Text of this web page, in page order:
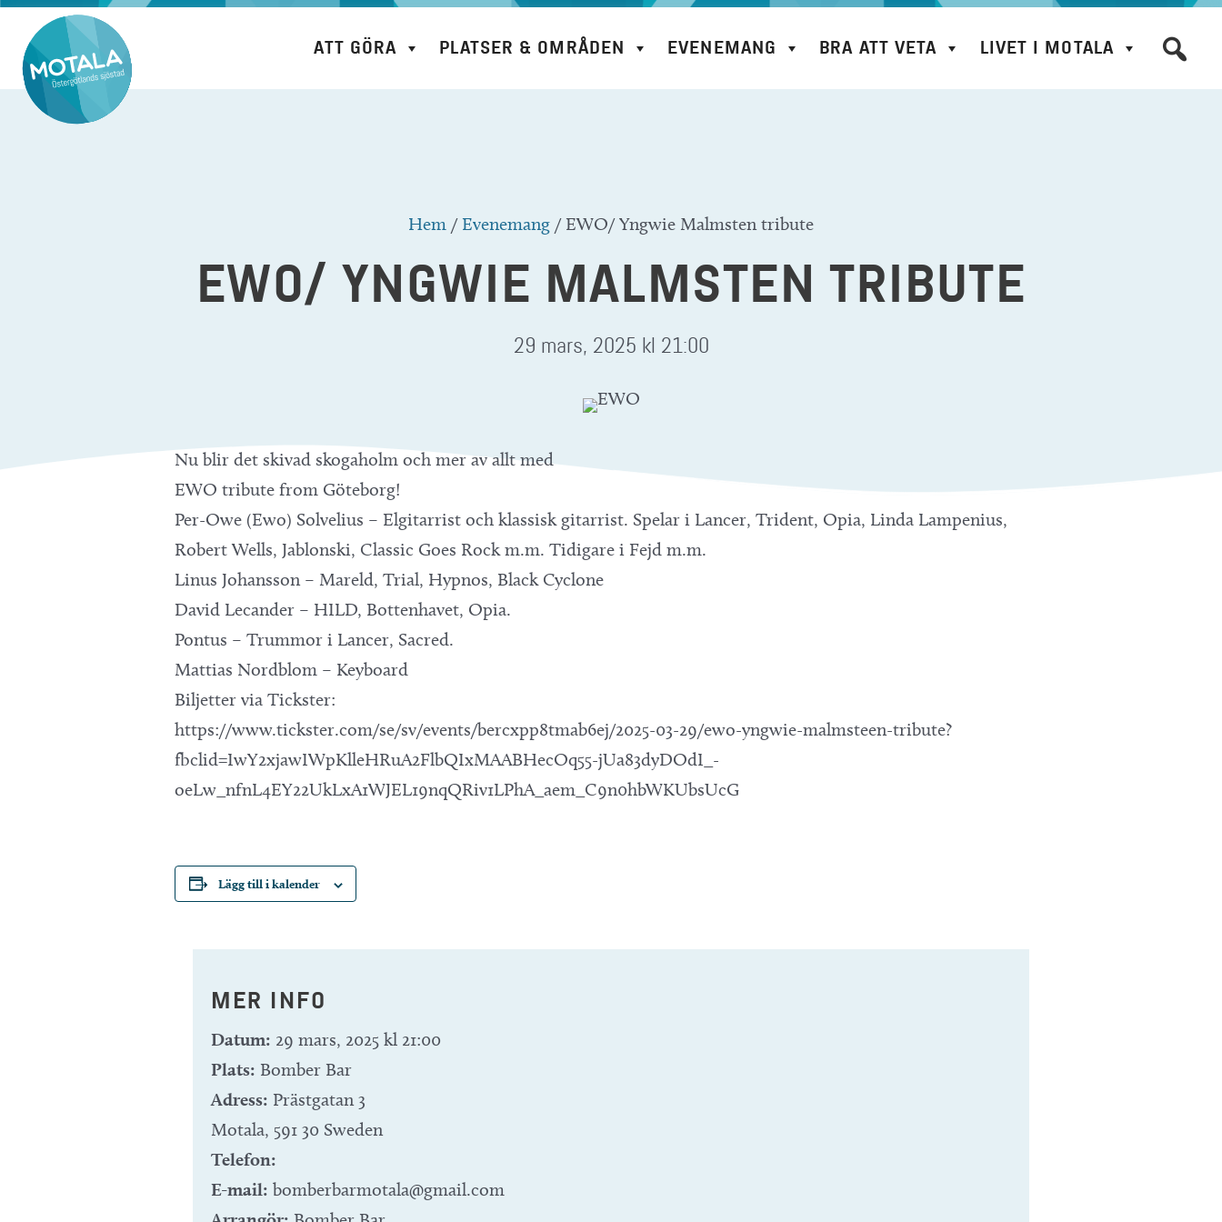
Hoppa
innehåll
ATT GÖRA PLATSER & OMRÅDEN EVENEMANG BRA ATT VETA LIVET I MOTALA
Hem /Evenemang / EWO/ Yngwie Malmsten tribute
EWO/ YNGWIE MALMSTEN TRIBUTE
29 mars, 2025 kl 21:00
Nu blir det skivad skogaholm och mer av allt med
EWO tribute from Göteborg!
Per-Owe (Ewo) Solvelius – Elgitarrist och klassisk gitarrist. Spelar i Lancer, Trident, Opia, Linda Lampenius,
Robert Wells, Jablonski, Classic Goes Rock m.m. Tidigare i Fejd m.m.
Linus Johansson – Mareld, Trial, Hypnos, Black Cyclone
David Lecander – HILD, Bottenhavet, Opia.
Pontus – Trummor i Lancer, Sacred.
Mattias Nordblom – Keyboard
Biljetter via Tickster:
https://www.tickster.com/se/sv/events/bercxpp8tmab6ej/2025-03-29/ewo-yngwie-malmsteen-tribute?
fbclid=IwY2xjawIWpKlleHRuA2FlbQIxMAABHecOq55-jUa83dyDOdI_-
oeLw_nfnL4EY22UkLxA1WJEL19nqQRiv1LPhA_aem_C9n0hbWKUbsUcG
Lägg till i kalender
MER INFO
Datum: 29 mars, 2025 kl 21:00
Plats: Bomber Bar
Adress: Prästgatan 3
Motala, 591 30 Sweden
Telefon:
E-mail: bomberbarmotala@gmail.com